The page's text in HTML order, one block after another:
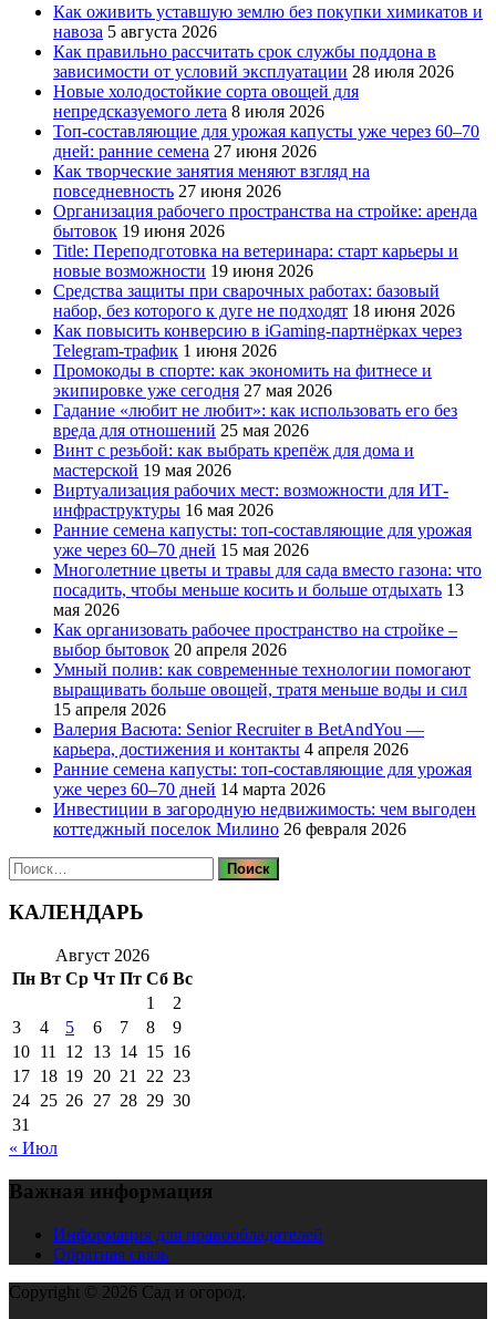
Как оживить уставшую землю без покупки химикатов и
навоза 5 августа 2026
Как правильно рассчитать срок службы поддона в
зависимости от условий эксплуатации 28 июля 2026
Новые холодостойкие сорта овощей для
непредсказуемого лета 8 июля 2026
Топ-составляющие для урожая капусты уже через 60–70
дней: ранние семена 27 июня 2026
Как творческие занятия меняют взгляд на
повседневность 27 июня 2026
Организация рабочего пространства на стройке: аренда
бытовок 19 июня 2026
Title: Переподготовка на ветеринара: старт карьеры и
новые возможности 19 июня 2026
Средства защиты при сварочных работах: базовый
набор, без которого к дуге не подходят 18 июня 2026
Как повысить конверсию в iGaming-партнёрках через
Telegram-трафик 1 июня 2026
Промокоды в спорте: как экономить на фитнесе и
экипировке уже сегодня 27 мая 2026
Гадание «любит не любит»: как использовать его без
вреда для отношений 25 мая 2026
Винт с резьбой: как выбрать крепёж для дома и
мастерской 19 мая 2026
Виртуализация рабочих мест: возможности для ИТ-
инфраструктуры 16 мая 2026
Ранние семена капусты: топ‑составляющие для урожая
уже через 60–70 дней 15 мая 2026
Многолетние цветы и травы для сада вместо газона: что
посадить, чтобы меньше косить и больше отдыхать 13
мая 2026
Как организовать рабочее пространство на стройке –
выбор бытовок 20 апреля 2026
Умный полив: как современные технологии помогают
выращивать больше овощей, тратя меньше воды и сил
15 апреля 2026
Валерия Васюта: Senior Recruiter в BetAndYou —
карьера, достижения и контакты 4 апреля 2026
Ранние семена капусты: топ‑составляющие для урожая
уже через 60–70 дней 14 марта 2026
Инвестиции в загородную недвижимость: чем выгоден
коттеджный поселок Милино 26 февраля 2026
Найти:
КАЛЕНДАРЬ
Август 2026
Пн Вт Ср Чт Пт Сб Вс
1
2
3
4 5 6 7 8
9
10 11 12 13 14 15 16
17 18 19 20 21 22 23
24 25 26 27 28 29 30
31
« Июл
Важная информация
Информация для правообладателей
Обратная связь
Copyright © 2026 Сад и огород.